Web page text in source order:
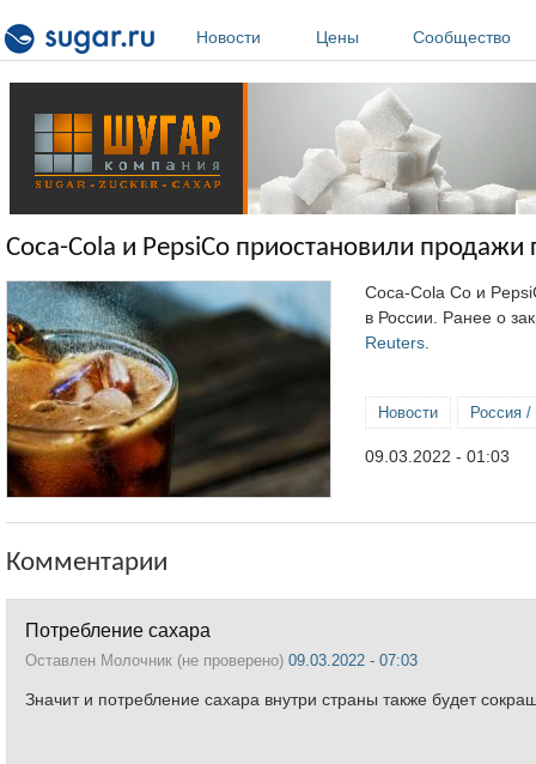
Новости
Цены Сообщество
Coca-Cola и PepsiCo приостановили
Coca-Cola Co и
в России. Ранее о
Reuters
Новости Россия /
09.03.2022 - 01:03
Комментарии
Потребление сахара
Оставлен Молочник (не проверено) 09.03.2022 - 07:03
Значит и потребление сахара внутри страны также будет